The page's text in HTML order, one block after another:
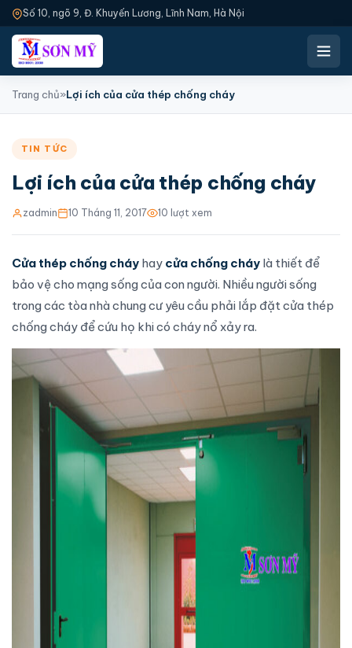
Số 10, ngõ 9, Đ. Khuyến Lương, Lĩnh Nam, Hà Nội
Trang chủ»Lợi ích của cửa thép chống cháy
TIN TỨC
Lợi ích của cửa thép chống cháy
zadmin 10 Tháng 11, 2017 10 lượt xem
Cửa thép chống cháy hay cửa chống cháy là thiết để
bảo vệ cho mạng sống của con người. Nhiều người sống
trong các tòa nhà chung cư yêu cầu phải lắp đặt cửa thép
chống cháy để cứu họ khi có cháy nổ xảy ra.